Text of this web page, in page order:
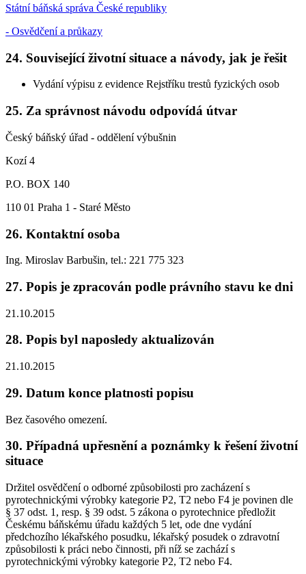
Státní báňská správa České republiky
- Osvědčení a průkazy
24. Související životní situace a návody, jak je řešit
Vydání výpisu z evidence Rejstříku trestů fyzických osob
25. Za správnost návodu odpovídá útvar
Český báňský úřad - oddělení výbušnin
Kozí 4
P.O. BOX 140
110 01 Praha 1 - Staré Město
26. Kontaktní osoba
Ing. Miroslav Barbušin, tel.: 221 775 323
27. Popis je zpracován podle právního stavu ke dni
21.10.2015
28. Popis byl naposledy aktualizován
21.10.2015
29. Datum konce platnosti popisu
Bez časového omezení.
30. Případná upřesnění a poznámky k řešení životní
situace
Držitel osvědčení o odborné způsobilosti pro zacházení s
pyrotechnickými výrobky kategorie P2, T2 nebo F4 je povinen dle
§ 37 odst. 1, resp. § 39 odst. 5 zákona o pyrotechnice předložit
Českému báňskému úřadu každých 5 let, ode dne vydání
předchozího lékařského posudku, lékařský posudek o zdravotní
způsobilosti k práci nebo činnosti, při níž se zachází s
pyrotechnickými výrobky kategorie P2, T2 nebo F4.